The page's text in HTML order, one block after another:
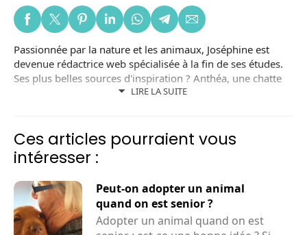
LIRE LA SUITE
Passionnée par la nature et les animaux, Joséphine est
devenue rédactrice web spécialisée à la fin de ses études.
Ses plus belles sources d'inspiration ? Anthéa, une chatte
noire adoptée dans un refuge local ; et Lizzy, une chienne
Ces articles pourraient vous
intéresser :
Peut-on adopter un animal
quand on est senior ?
Adopter un animal quand on est